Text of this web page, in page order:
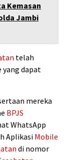
Kemasan
Jambi
telah
yang dapat
mereka
BPJS
WhatsApp
Aplikasi Mobile
di nomor